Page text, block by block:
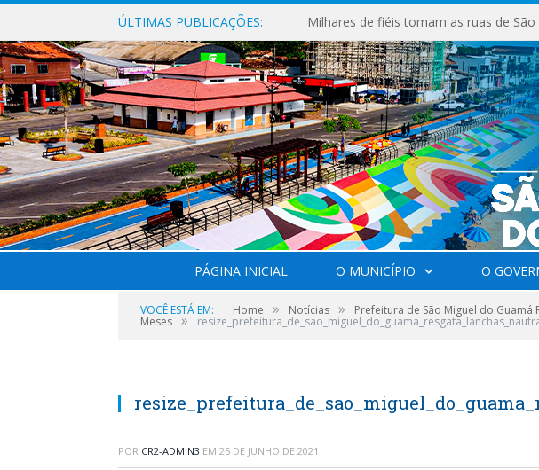
ÚLTIMAS PUBLICAÇÕES:
PÁGINA INICIAL O MUNICÍPIO O
VOCÊ ESTÁ EM: Home » Notícias » Prefeitura de São Miguel do Guamá
Meses »
POR CR2-ADMIN3 EM 25 DE JUNHO DE 2021